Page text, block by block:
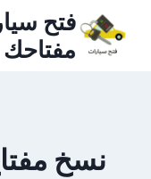
المحتوى
فتح
مفتاحك
نسخ